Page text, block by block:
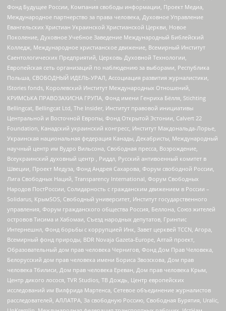
Фонд Будущее России, Компания свободы информации, Проект Медиа,
Международное партнерство за права человека, Духовное Управление
Евангельских Христиан Украинской Христианской Церкви, Новое
Поколение, Духовное Учебное Заведение Международный Библейский
Колледж, Международное христианское движение, Всемирный Институт
Саентологических Предприятий, Церковь Духовной Технологии,
Европейская сеть организаций по наблюдению за выборами, Республика
Польша, СВОБОДНЫЙ ИДЕЛЬ-УРАЛ, Ассоциация развития журналистики,
IStories fonds, Королевский Институт Международных Отношений,
КРИМСЬКА ПРАВОЗАХИСНА ГРУПА, Фонд имени Генриха Бёлля, Stichting
Bellingcat, Bellingcat Ltd, The Insider, Институт правовой инициативы
Центральной и Восточной Европы, Фонд Открытой Эстонии, Calvert 22
Foundation, Канадский украинский конгресс, Институт Макдональда-Лорье,
Украинская национальная федерация Канады, Декабристы, Международный
научный центр им Вудро Вильсона, Свободная пресса, Возрождение,
Всеукраинский духовный центр , Риддл, Русский антивоенный комитет в
Швеции, Проект Медуза, Фонд Андрея Сахарова, Форум свободной России,
Лига Свободных Наций, Transparеncy International, Форум Свободных
Народов ПостРоссии, Солидарность с гражданским движением в России –
Solidarus, КрымSOS, Свободный университет, Институт государственного
управления, Форум гражданского общества Россия, Беллона, Союз жителей
островов Тисима и Хабомаи, Съезд народных депутатов, Гринпис
Интернешнл, Фонд борьбы с коррупцией Инк, Завет церквей TCCN, Агора,
Всемирный фонд природы, BDR Novaja Gazeta-Europe, Алтай проект,
Образовательный дом прав человека Чернигов, Фонд Дом Прав Человека,
Белорусский дом прав человека имени Бориса Звозскова, Дом прав
человека Тбилиси, Дом прав человека Ереван, Дом прав человека Крым,
Центр дикого лосося, TVR Studios, ТВ Дождь, Центр европейских
исследований им Вилфрида Мартенса, Сетевое объединение журналистов
расследователей, АЛЛАТРА, За свободную Россию, Свободная Бурятия, Uralic,